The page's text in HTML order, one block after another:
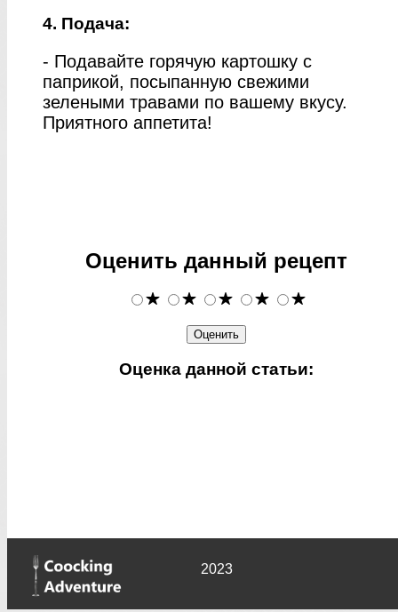
4. Подача:
- Подавайте горячую картошку с
паприкой, посыпанную свежими
зелеными травами по вашему вкусу.
Приятного аппетита!
Оценить данный рецепт
Оценка данной статьи:
2023